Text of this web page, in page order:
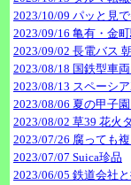
2023/10/09 パッと見
2023/09/16 亀有・金
2023/09/02 長電バス
2023/08/18 国鉄型車
2023/08/13 スペーシ
2023/08/06 夏の甲子
2023/08/02 草39 花火
2023/07/26 腐っても
2023/07/07 Suica珍品
2023/06/05 鉄道会社